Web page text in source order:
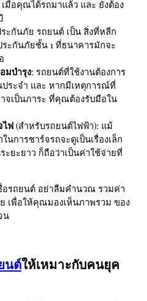
มื่อคุณได้รถมาแล้ว และ ยังต้อง
ะกันภัย รถยนต์ เป็น สิ่งที่หลีก
ระกันภัยชั้น 1 ที่ธนาคารมักจะ
มบำรุง: รถยนต์ที่ใช้งานต้องการ
ประจำ และ หากมีเหตุการณ์ที่
จเป็นภาระ ที่คุณต้องรับมือใน
ไฟ (สำหรับรถยนต์ไฟฟ้า): แม้
การชาร์จรถจะดูเป็นเรื่องเล็ก
ะยะยาว ก็ถือว่าเป็นค่าใช้จ่ายที่
รถยนต์ อย่าลืมคำนวณ รวมค่า
เพื่อให้คุณมองเห็นภาพรวม ของ
น
นต์ให้เหมาะกับคนยุค